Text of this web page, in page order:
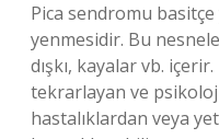
Pica sendromu
yenmesidir. Bu
dışkı, kayalar vb.
tekrarlayan ve
hastalıklardan veya